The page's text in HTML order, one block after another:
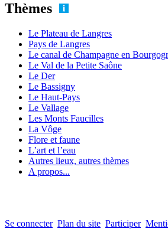
Thèmes
Le Plateau de Langres
Pays de Langres
Le canal de Champagne en
Le Val de la Petite Saône
Le Der
Le Bassigny
Le Haut-Pays
Le Vallage
Les Monts Faucilles
La Vôge
Flore et faune
L’art et l’eau
Autres lieux, autres thèmes
A propos...
Se connecter Plan du site Participer